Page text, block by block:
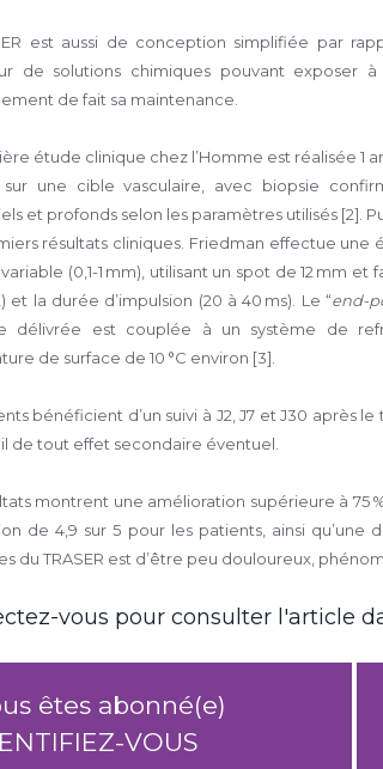
est aussi de conception simplifiée par
de solutions chimiques pouvant
de fait sa maintenance.
étude clinique chez l’Homme est réalisée 1
sur une cible vasculaire, avec biopsie
et profonds selon les paramètres utilisés [2].
résultats cliniques. Friedman effectue une
(0,1-1 mm), utilisant un spot de 12 mm et
et la durée d’impulsion (20 à 40 ms). Le “end-
délivrée est couplée à un système de
de surface de 10 °C environ [3].
bénéficient d’un suivi à J2, J7 et J30 après
de tout effet secondaire éventuel.
montrent une amélioration supérieure à
de 4,9 sur 5 pour les patients, ainsi
du TRASER est d’être peu douloureux,
vous pour consulter l'article
êtes abonné(e)
VOUS